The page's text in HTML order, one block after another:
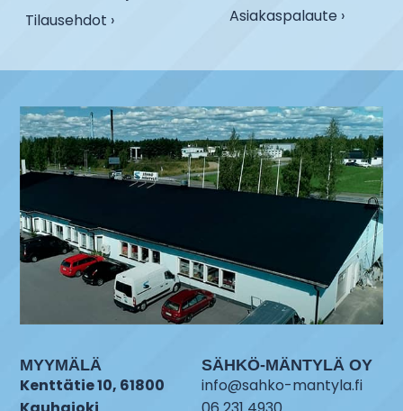
Tilausehdot ›
Asiakaspalaute ›
MYYMÄLÄ
Kenttätie 10, 61800
SÄHKÖ-MÄNTYLÄ OY
info@sahko-mantyla.fi